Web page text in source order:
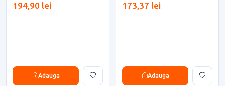
eficiente
194,90 lei
Adauga
eficiente
173,37 lei
Adauga